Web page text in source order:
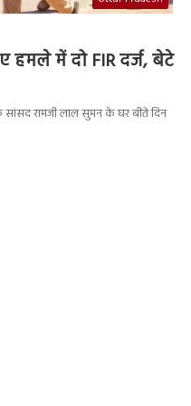
में दो FIR दर्ज, बेटे
सांसद रामजी लाल सुमन के घर बीते दिन